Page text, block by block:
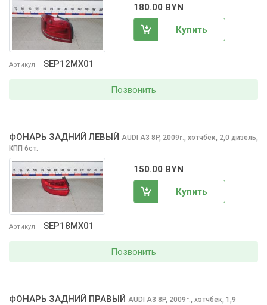
Артикул SEP12MX01
180.00 BYN
Купить
Позвонить
Артикул SEP18MX01
ФОНАРЬ ЗАДНИЙ ЛЕВЫЙ AUDI A3 8P, 2009г. хэтчбек, 2,0 дизель,
КПП 6ст.
150.00 BYN
Купить
Позвонить
ФОНАРЬ ЗАДНИЙ ПРАВЫЙ AUDI A3 8P, 2009г. хэтчбек, 1,9